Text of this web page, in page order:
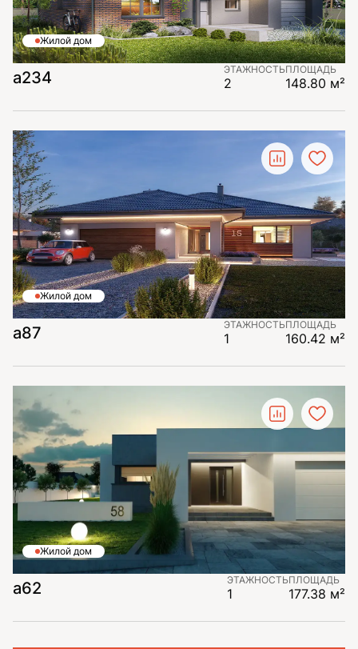
Жилой дом
a234 ЭТАЖНОСТЬ
2
ПЛОЩАДЬ
148.80 м²
Жилой дом
a87 ЭТАЖНОСТЬ
1
ПЛОЩАДЬ
160.42 м²
Жилой дом
a62 ЭТАЖНОСТЬ
1
ПЛОЩАДЬ
177.38 м²